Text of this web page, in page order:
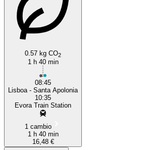
0.57 kg CO2
1 h 40 min
08:45
Lisboa - Santa Apolonia
10:35
Evora Train Station
1 cambio
1 h 40 min
16,48 €